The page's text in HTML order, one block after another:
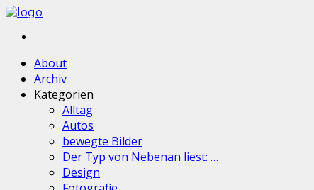
About
Archiv
Kategorien
Alltag
Autos
bewegte Bilder
Der Typ von Nebenan liest: …
Design